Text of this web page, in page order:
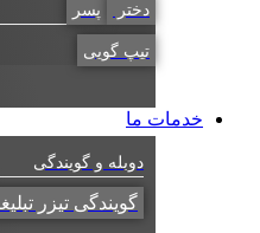
پسر
تیپ گویی
خدمات ما
دوبله و گویندگی
گویندگی تیزر تبلیغاتی